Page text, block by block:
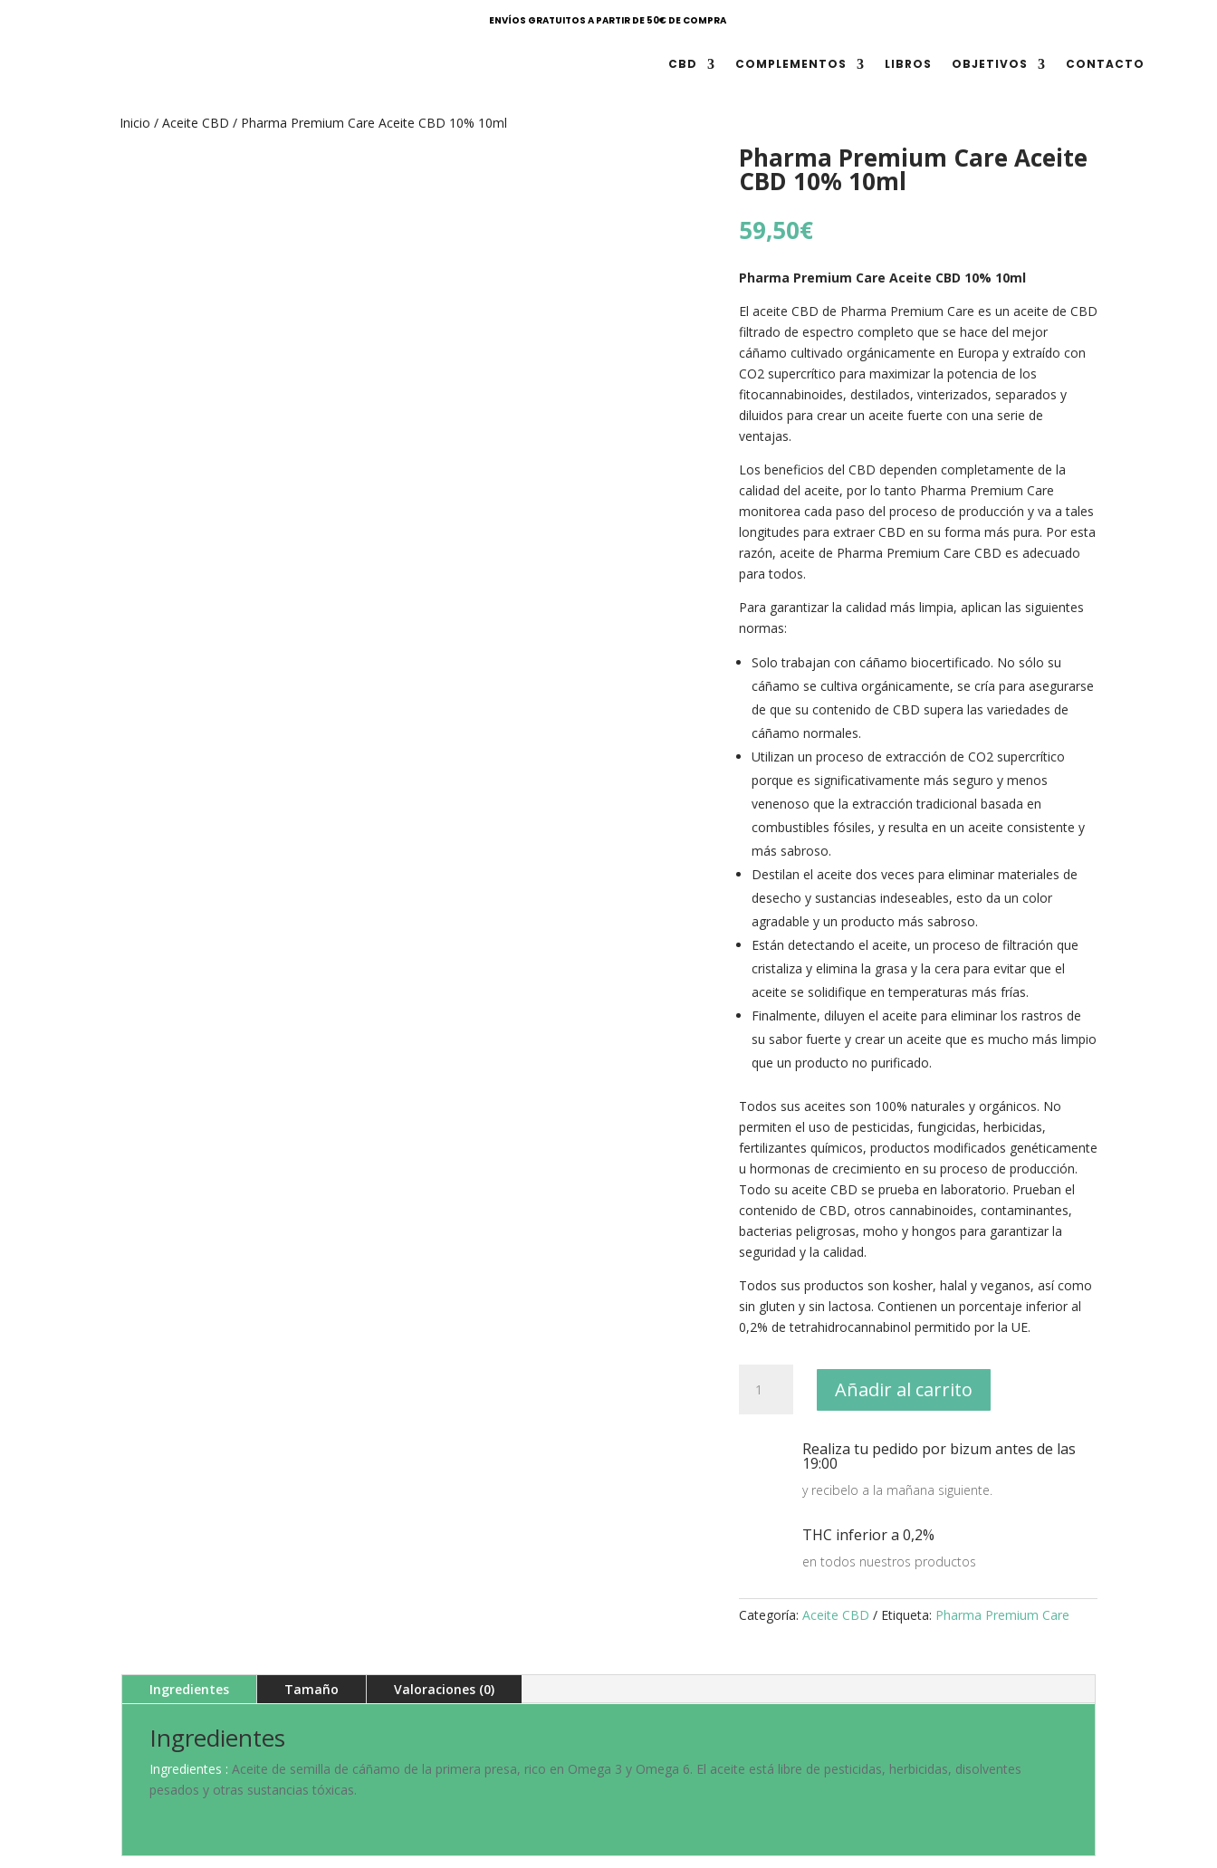
ENVÍOS GRATUITOS A PARTIR DE 50€ DE COMPRA
CBD COMPLEMENTOS LIBROS OBJETIVOS CONTACTO
Inicio / Aceite CBD / Pharma Premium Care Aceite CBD 10% 10ml
Pharma Premium Care Aceite
CBD 10% 10ml
59,50€
Pharma Premium Care Aceite CBD 10% 10ml
El aceite CBD de Pharma Premium Care es un aceite de CBD
filtrado de espectro completo que se hace del mejor
cáñamo cultivado orgánicamente en Europa y extraído con
CO2 supercrítico para maximizar la potencia de los
fitocannabinoides, destilados, vinterizados, separados y
diluidos para crear un aceite fuerte con una serie de
ventajas.
Los beneficios del CBD dependen completamente de la
calidad del aceite, por lo tanto Pharma Premium Care
monitorea cada paso del proceso de producción y va a tales
longitudes para extraer CBD en su forma más pura. Por esta
razón, aceite de Pharma Premium Care CBD es adecuado
para todos.
Para garantizar la calidad más limpia, aplican las siguientes
normas:
Solo trabajan con cáñamo biocertificado. No sólo su
cáñamo se cultiva orgánicamente, se cría para asegurarse
de que su contenido de CBD supera las variedades de
cáñamo normales.
Utilizan un proceso de extracción de CO2 supercrítico
porque es significativamente más seguro y menos
venenoso que la extracción tradicional basada en
combustibles fósiles, y resulta en un aceite consistente y
más sabroso.
Destilan el aceite dos veces para eliminar materiales de
desecho y sustancias indeseables, esto da un color
agradable y un producto más sabroso.
Están detectando el aceite, un proceso de filtración que
cristaliza y elimina la grasa y la cera para evitar que el
aceite se solidifique en temperaturas más frías.
Finalmente, diluyen el aceite para eliminar los rastros de
su sabor fuerte y crear un aceite que es mucho más limpio
que un producto no purificado.
Todos sus aceites son 100% naturales y orgánicos. No
permiten el uso de pesticidas, fungicidas, herbicidas,
fertilizantes químicos, productos modificados genéticamente
u hormonas de crecimiento en su proceso de producción.
Todo su aceite CBD se prueba en laboratorio. Prueban el
contenido de CBD, otros cannabinoides, contaminantes,
bacterias peligrosas, moho y hongos para garantizar la
seguridad y la calidad.
Todos sus productos son kosher, halal y veganos, así como
sin gluten y sin lactosa. Contienen un porcentaje inferior al
0,2% de tetrahidrocannabinol permitido por la UE.
Premium
Añadir al carrito
Realiza tu pedido por bizum antes de las
19:00
y recibelo a la mañana siguiente.
THC inferior a 0,2%
en todos nuestros productos
Categoría: Aceite CBD Etiqueta: Pharma Premium Care
Ingredientes Tamaño Valoraciones (0)
Ingredientes
Ingredientes :Aceite de semilla de cáñamo de la primera presa, rico en Omega 3 y Omega 6. El aceite está libre de pesticidas, herbicidas, disolventes
pesados y otras sustancias tóxicas.